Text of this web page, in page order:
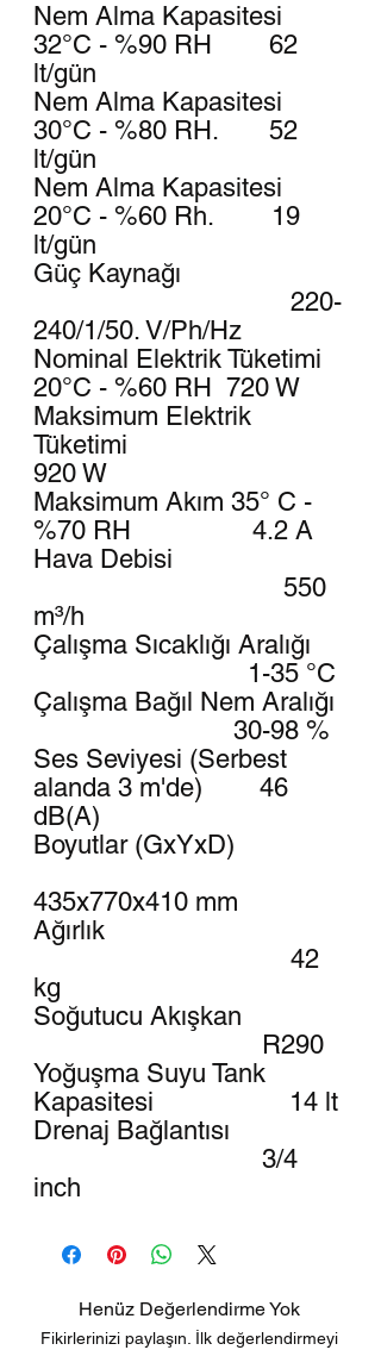
Nem Alma Kapasitesi
32°C - %90 RH 62
lt/gün
Nem Alma Kapasitesi
30°C - %80 RH. 52
lt/gün
Nem Alma Kapasitesi
20°C - %60 Rh. 19
lt/gün
Güç Kaynağı
220-
240/1/50. V/Ph/Hz
Nominal Elektrik Tüketimi
20°C - %60 RH 720 W
Maksimum Elektrik
Tüketimi
920 W
Maksimum Akım 35° C -
%70 RH 4.2 A
Hava Debisi
550
m³/h
Çalışma Sıcaklığı Aralığı
1-35 °C
Çalışma Bağıl Nem Aralığı
30-98 %
Ses Seviyesi (Serbest
alanda 3 m'de) 46
dB(A)
Boyutlar (GxYxD)
435x770x410 mm
Ağırlık
42
kg
Soğutucu Akışkan
R290
Yoğuşma Suyu Tank
Kapasitesi 14 lt
Drenaj Bağlantısı
3/4
inch
Henüz Değerlendirme Yok
Fikirlerinizi paylaşın. İlk değerlendirmeyi